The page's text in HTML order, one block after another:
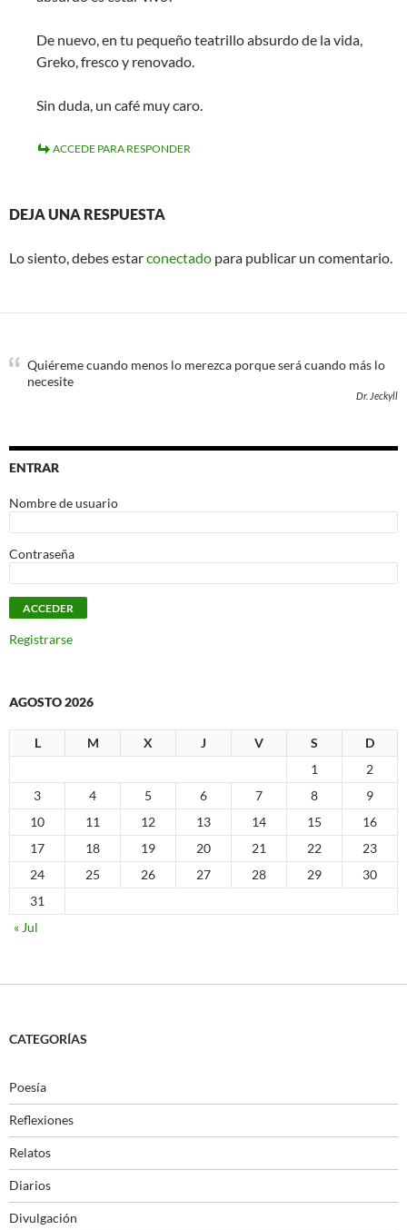
De nuevo, en tu pequeño teatrillo absurdo de la vida,
Greko, fresco y renovado.
Sin duda, un café muy caro.
ACCEDE PARA RESPONDER
DEJA UNA RESPUESTA
Lo siento, debes estarconectado para publicar un comentario.
Quiéreme cuando menos lo merezca porque será cuando más lo
necesite
Dr. Jeckyll
ENTRAR
Nombre de usuario
Contraseña
Registrarse
AGOSTO 2026
L M X J V S
D
1
2
3
4 5 6 7 8
9
10
11 12 13 14 15
16
17
18 19 20 21 22
23
24
25 26 27 28 29
30
31
« Jul
CATEGORÍAS
Poesía
Reflexiones
Relatos
Diarios
Divulgación